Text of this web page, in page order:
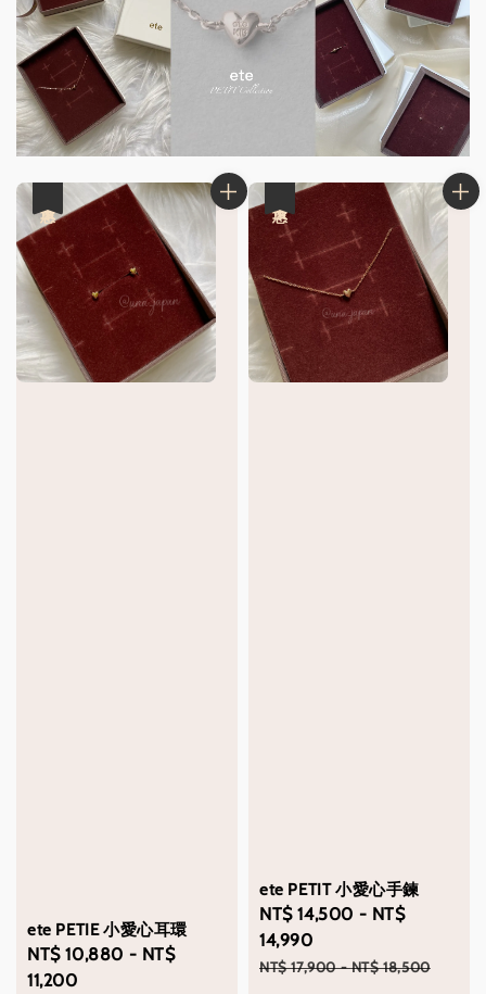
ete PETIE 小愛心耳環
Sale
price
NT$ 10,880 - NT$
11,200
ete PETIT 小愛心手鍊
Sale
price
NT$ 14,500 - NT$
14,990
Regular
NT$ 17,900-NT$ 18,500